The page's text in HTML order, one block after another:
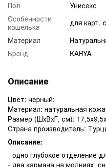
Пол
Унисекс
Особенности
кошелька
для карт,
Материал
Бренд
KARYA
Описание
Цвет: черный;
Материал: натуральная
Размер (ШхВхГ, см):
Страна производитель:
Описание:
- одно глубокое отделение
- два кармана на молниях